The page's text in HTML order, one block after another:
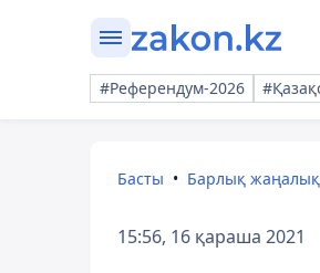
#Референдум-2026
Басты Барлық
15:56, 16 қараша 2021